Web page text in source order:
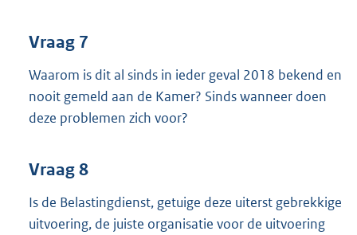
Vraag 7
Waarom is dit al sinds in ieder geval 2018 bekend en
nooit gemeld aan de Kamer? Sinds wanneer doen
deze problemen zich voor?
Vraag 8
Is de Belastingdienst, getuige deze uiterst gebrekkige
uitvoering, de juiste organisatie voor de uitvoering